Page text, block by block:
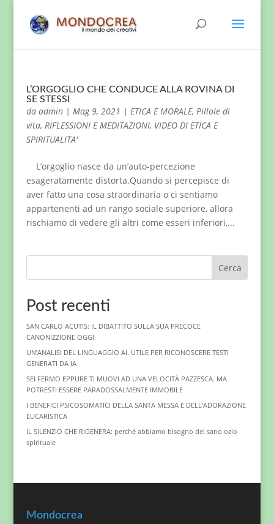
L’ORGOGLIO CHE CONDUCE ALLA ROVINA DI
SE STESSI
da admin| Mag 9, 2021 | ETICA E MORALE, Pillole di
vita, RIFLESSIONI E MEDITAZIONI, VIDEO DI ETICA E
SPIRITUALITA'
L’orgoglio nasce da un’auto-percezione
esageratamente distorta.Quando si percepisce di
aver fatto una cosa straordinaria o ci sentiamo
appartenenti ad un rango sociale superiore, allora
rischiamo di vedere gli altri come esseri inferiori,...
Cerca
Post recenti
SAN CARLO ACUTIS: IL DIBATTITO SULLA SUA PRECOCE
CANONIZZIONE OGGI
UN’ANALISI DEL LINGUAGGIO AI. UTILE PER RICONOSCERE TESTI
GENERATI DA IA
SEI FERMO EPPURE TI MUOVI AD UNA VELOCITÀ PAZZESCA. MA
POTRESTI ESSERE PARADOSSALMENTE IMMOBILE
I BENEFICI PSICOSOMATICI DELLA SANTA MESSA E DELL’ADORAZIONE
EUCARISTICA
IL SILENZIO CHE RIGENERA: perché abbiamo bisogno del sano ozio
spirituale
Mondocrea